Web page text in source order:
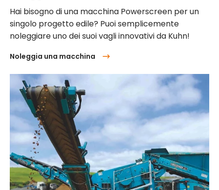
Hai bisogno di una macchina Powerscreen per un
singolo progetto edile? Puoi semplicemente
noleggiare uno dei suoi vagli innovativi da Kuhn!
Noleggia una macchina